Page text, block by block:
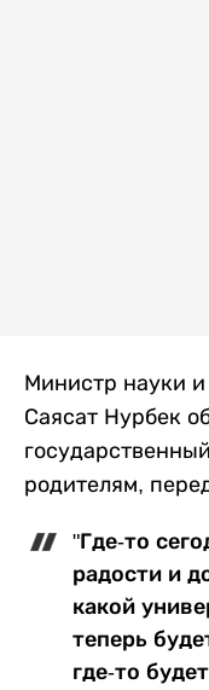
Министр науки
Саясат Нурбек
родителям,
"Где-то
радости и
какой
теперь
где-то